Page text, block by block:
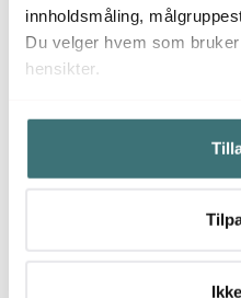
innholdsmåling,
Du velger hvem som
hensikter.
Hvis du gir oss lov, vil vi
Innhente informasjon
beliggenheten din,
Identifisere enheten
kan du
På lager
Du